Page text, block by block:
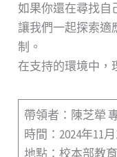
如果你還在尋找自
讓我們一起探索適
制。
在支持的環境中，
帶領者：陳芝犖
時間：2024年11
地點：校本部教